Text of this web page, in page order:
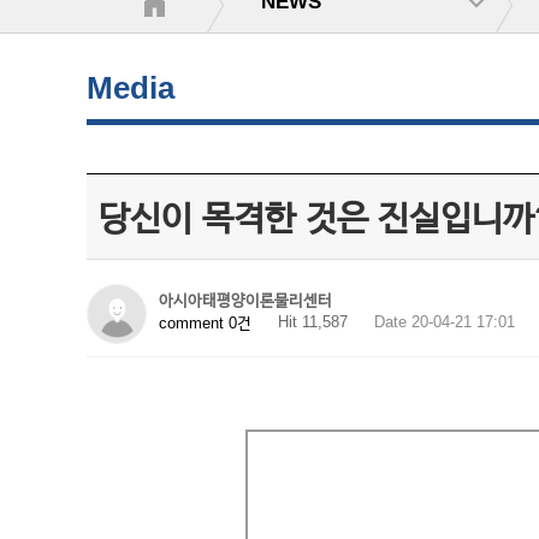
Media
당신이 목격한 것은 진실입니
아시아태평양이론물리센터
comment 0건
Hit 11,587 Date 20-04-21 17:01